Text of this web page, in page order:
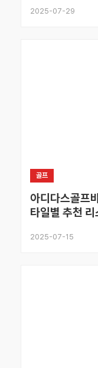
2025-07-29
골프
아디다스골프
타일별 추천 리
2025-07-15